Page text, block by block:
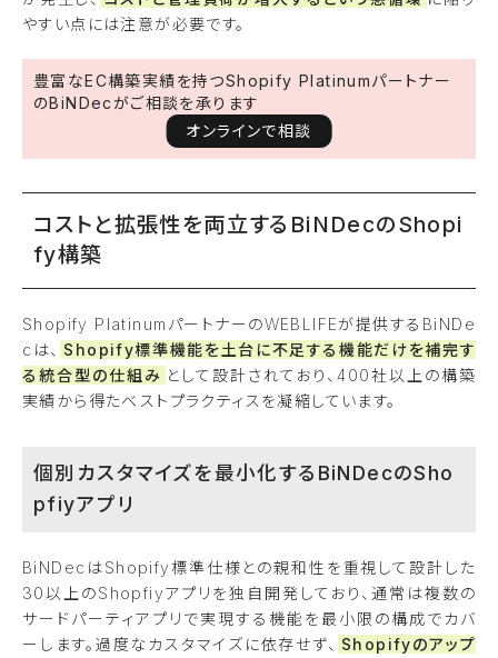
やすい点には注意が必要です。
豊富なEC構築実績を持つShopify Platinumパートナー
のBiNDecがご相談を承ります
オンラインで相談
コストと拡張性を両立するBiNDecのShopi
fy構築
Shopify PlatinumパートナーのWEBLIFEが提供するBiNDe
cは、 Shopify標準機能を土台に不足する機能だけを補完す
る統合型の仕組み として設計されており、400社以上の構築
実績から得たベストプラクティスを凝縮しています。
個別カスタマイズを最小化するBiNDecのSho
pfiyアプリ
BiNDecはShopify標準仕様との親和性を重視して設計した
30以上のShopfiyアプリを独自開発しており、通常は複数の
サードパーティアプリで実現する機能を最小限の構成でカバ
ーします。過度なカスタマイズに依存せず、 Shopifyのアップ